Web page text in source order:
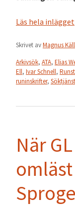
Läs hela inlägget
Skrivet avMagnus
Arkivsök, ATA, Elias
Ell, Ivar Schnell,
runinskrifter,
När
Sproge